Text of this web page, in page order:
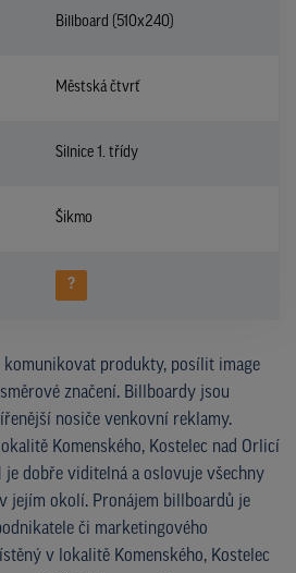
Billboard (510x240)
Městská čtvrť
Silnice 1. třídy
Šikmo
?
komunikovat produkty, posílit image
značení. Billboardy jsou
nosiče venkovní reklamy.
Komenského, Kostelec nad Orlicí
je dobře viditelná a oslovuje všechny
jejím okolí. Pronájem billboardů je
či marketingového
v lokalitě Komenského, Kostelec